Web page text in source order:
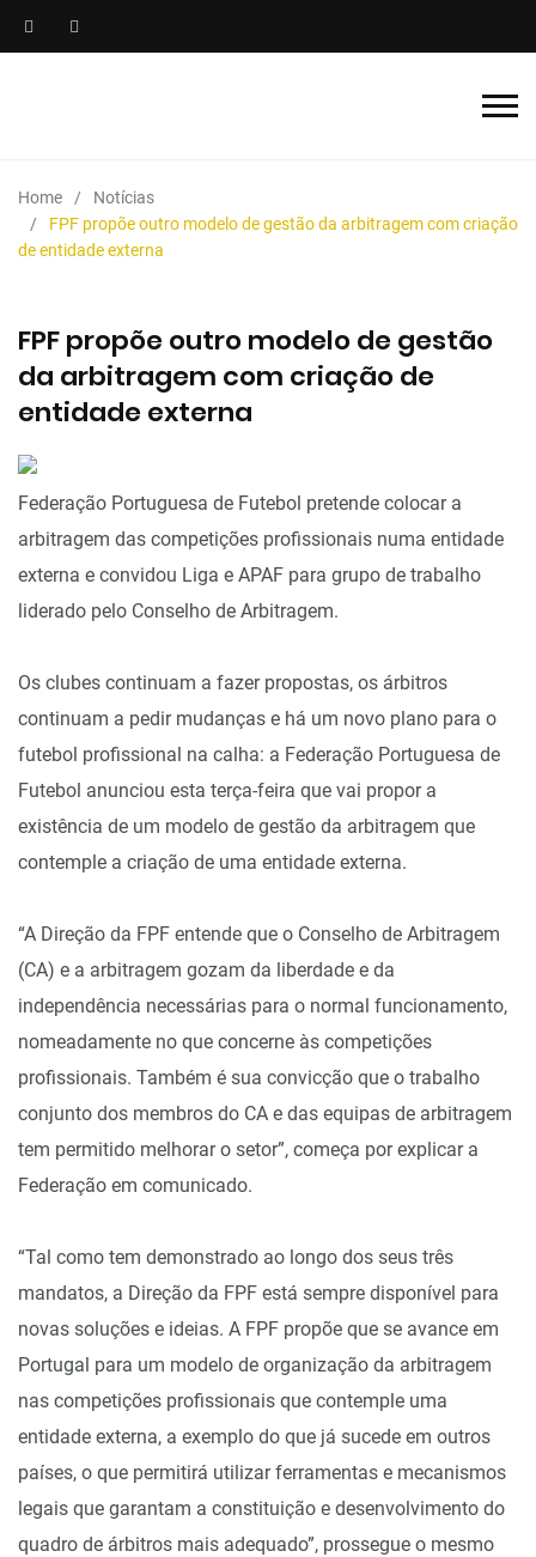
Home
Notícias
FPF propõe outro modelo de gestão da arbitragem com criação
de entidade externa
FPF propõe outro modelo de gestão
da arbitragem com criação de
entidade externa
Federação Portuguesa de Futebol pretende colocar a
arbitragem das competições profissionais numa entidade
externa e convidou Liga e APAF para grupo de trabalho
liderado pelo Conselho de Arbitragem.
Os clubes continuam a fazer propostas, os árbitros
continuam a pedir mudanças e há um novo plano para o
futebol profissional na calha: a Federação Portuguesa de
Futebol anunciou esta terça-feira que vai propor a
existência de um modelo de gestão da arbitragem que
contemple a criação de uma entidade externa.
“A Direção da FPF entende que o Conselho de Arbitragem
(CA) e a arbitragem gozam da liberdade e da
independência necessárias para o normal funcionamento,
nomeadamente no que concerne às competições
profissionais. Também é sua convicção que o trabalho
conjunto dos membros do CA e das equipas de arbitragem
tem permitido melhorar o setor”, começa por explicar a
Federação em comunicado.
“Tal como tem demonstrado ao longo dos seus três
mandatos, a Direção da FPF está sempre disponível para
novas soluções e ideias. A FPF propõe que se avance em
Portugal para um modelo de organização da arbitragem
nas competições profissionais que contemple uma
entidade externa, a exemplo do que já sucede em outros
países, o que permitirá utilizar ferramentas e mecanismos
legais que garantam a constituição e desenvolvimento do
quadro de árbitros mais adequado”, prossegue o mesmo